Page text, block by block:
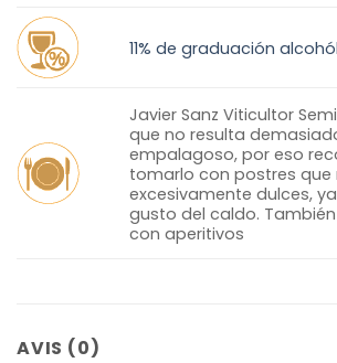
11% de graduación
Javier Sanz Viticultor
que no resulta
empalagoso, por eso
tomarlo con postres que
excesivamente dulces,
gusto del caldo.
con aperitivos
AVIS (0)